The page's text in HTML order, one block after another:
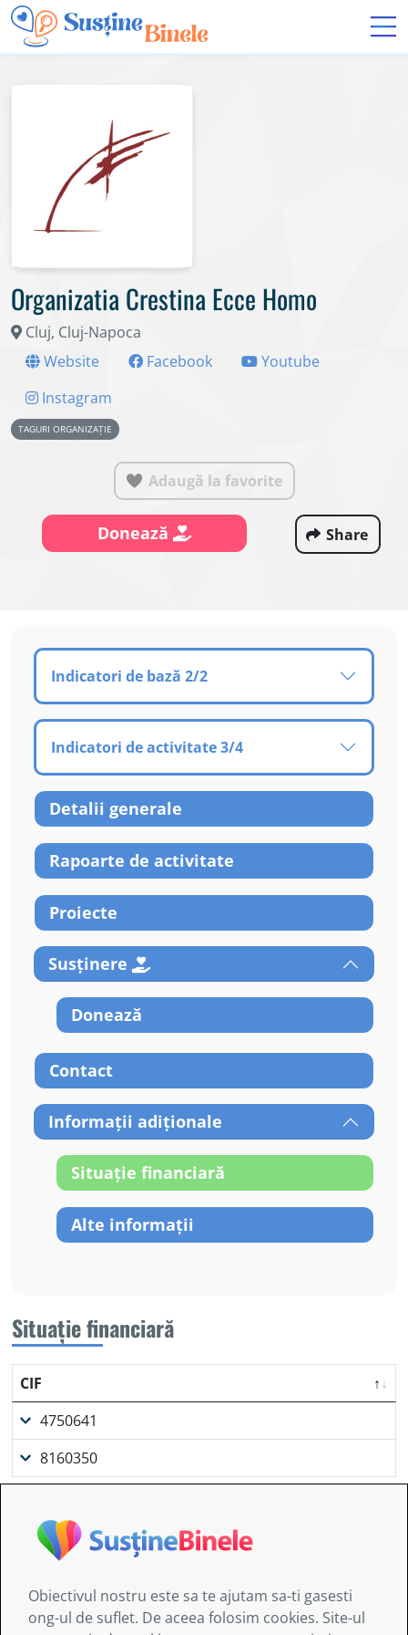
Organizatia Crestina Ecce Homo
Cluj, Cluj-Napoca
Website
Facebook
Youtube
Instagram
TAGURI ORGANIZAȚIE
Adaugă la favorite
Donează Share
Indicatori de bază 2/2
Indicatori de activitate 3/4
Detalii generale
Rapoarte de activitate
Proiecte
Susținere
Donează
Contact
Informații adiționale
Situație financiară
Alte informații
Situație financiară
CIF
4750641
8160350
Informaţiile furnizate de AITIS:
au doar un caracter general şi nu sunt destinate să
Obiectivul nostru este sa te ajutam sa-ti gasesti
ong-ul de suflet. De aceea folosim cookies. Site-ul